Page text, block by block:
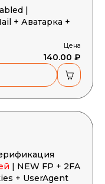
|
+ Аватарка +
Цена
140.00 ₽
| NEW FP + 2FA
+ UserAgent